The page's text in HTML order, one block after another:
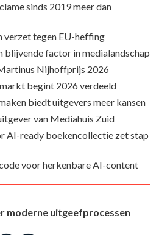
sinds 2019 meer dan
verzet tegen EU-heffing
blijvende factor in medialandschap
Nijhoffprijs 2026
begint 2026 verdeeld
biedt uitgevers meer kansen
van Mediahuis Zuid
AI-ready boekencollectie zet stap
voor herkenbare AI-content
moderne uitgeefprocessen